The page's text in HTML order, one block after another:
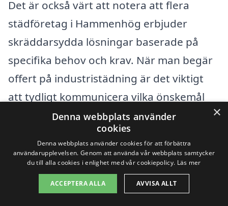
Det är också värt att notera att flera
städföretag i Hammenhög erbjuder
skräddarsydda lösningar baserade på
specifika behov och krav. När man begär
offert på industristädning är det viktigt
att tydligt kommunicera vilka önskemål
och behov man har för att få en så exakt
prisuppskattning som möjligt.
Genom att samla in flera offerter från
olika leverantörer kan du få en bra
×
Denna webbplats använder
cookies
Denna webbplats använder cookies för att förbättra
användarupplevelsen. Genom att använda vår webbplats samtycker
du till alla cookies i enlighet med vår cookiepolicy. Läs mer
ACCEPTERA ALLA AVVISA ALLT